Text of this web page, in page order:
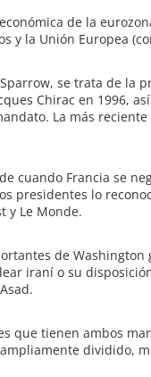
de la
la Unión Europea
se trata de la
Chirac en 1996,
La más
cuando Francia se
presidentes lo
y Le Monde.
de Washington
iraní o su
que tienen ambos
dividido,